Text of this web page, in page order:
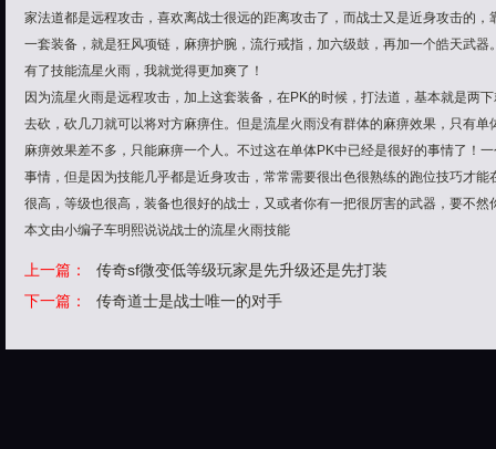
家法道都是远程攻击，喜欢离战士很远的距离攻击了，而战士又是近身攻击的
一套装备，就是狂风项链，麻痹护腕，流行戒指，加六级鼓，再加一个皓天武
有了技能流星火雨，我就觉得更加爽了！
因为流星火雨是远程攻击，加上这套装备，在PK的时候，打法道，基本就是两
去砍，砍几刀就可以将对方麻痹住。但是流星火雨没有群体的麻痹效果，只有
麻痹效果差不多，只能麻痹一个人。不过这在单体PK中已经是很好的事情了！
事情，但是因为技能几乎都是近身攻击，常常需要很出色很熟练的跑位技巧才
很高，等级也很高，装备也很好的战士，又或者你有一把很厉害的武器，要不
本文由小编子车明熙说说战士的流星火雨技能
上一篇：
传奇sf微变低等级玩家是先升级还是先打装
下一篇：
传奇道士是战士唯一的对手